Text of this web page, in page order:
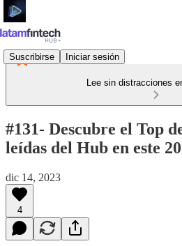
Suscribirse Iniciar sesión
Lee sin distracciones
#131- Descubre el Top
leídas del Hub en este
dic 14, 2023
4